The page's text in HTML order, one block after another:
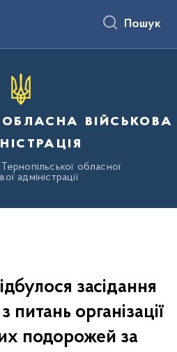
Пошук
військова
обласної
адміністрації
засідання
питань організації
подорожей за